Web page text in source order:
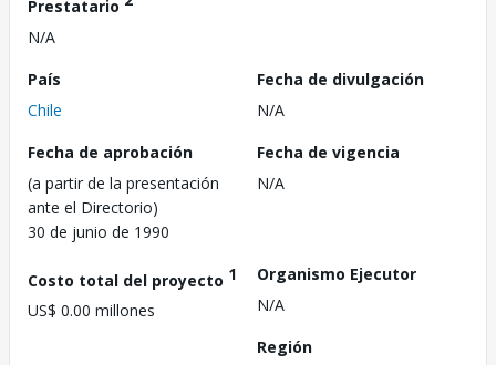
Prestatario
N/A
País
Chile
Fecha de divulgación
N/A
Fecha de aprobación
(a partir de la presentación
ante el Directorio)
30 de junio de 1990
Fecha de vigencia
N/A
Costo total del proyecto 1
US$ 0.00 millones
Organismo Ejecutor
N/A
Región